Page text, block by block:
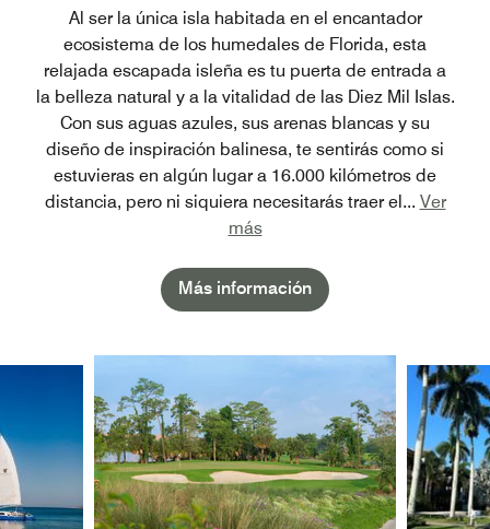
Al ser la única isla habitada en el encantador
ecosistema de los humedales de Florida, esta
relajada escapada isleña es tu puerta de entrada a
la belleza natural y a la vitalidad de las Diez Mil Islas.
Con sus aguas azules, sus arenas blancas y su
diseño de inspiración balinesa, te sentirás como si
estuvieras en algún lugar a 16.000 kilómetros de
distancia, pero ni siquiera necesitarás traer el... Ver
más
Más información